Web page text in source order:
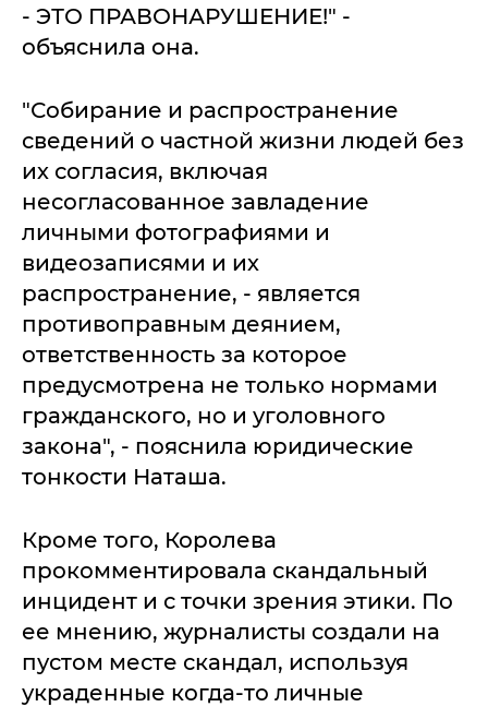
- ЭТО ПРАВОНАРУШЕНИЕ!" -
объяснила она.
"Собирание и распространение
сведений о частной жизни людей без
их согласия, включая
несогласованное завладение
личными фотографиями и
видеозаписями и их
распространение, - является
противоправным деянием,
ответственность за которое
предусмотрена не только нормами
гражданского, но и уголовного
закона", - пояснила юридические
тонкости Наташа.
Кроме того, Королева
прокомментировала скандальный
инцидент и с точки зрения этики. По
ее мнению, журналисты создали на
пустом месте скандал, используя
украденные когда-то личные